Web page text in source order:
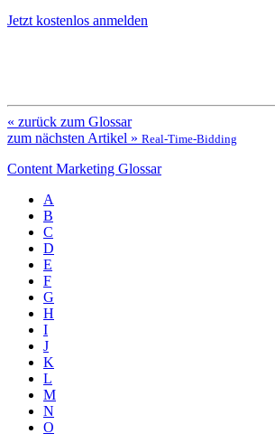
Jetzt kostenlos anmelden
« zurück zum Glossar
zum nächsten Artikel » Real-Time-Bidding
Content Marketing Glossar
A
B
C
D
E
F
G
H
I
J
K
L
M
N
O